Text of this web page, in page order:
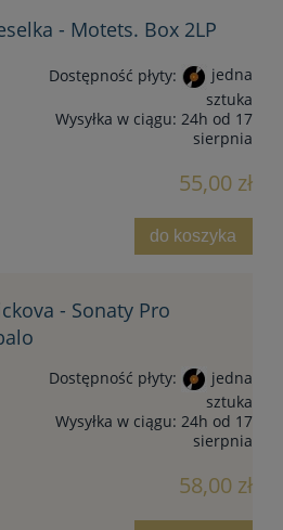
- Motets. Box 2LP
Dostępność płyty:
jedna
sztuka
Wysyłka w ciągu: 24h od 17
sierpnia
55,00 zł
do koszyka
- Sonaty Pro
Dostępność płyty:
jedna
sztuka
Wysyłka w ciągu: 24h od 17
sierpnia
58,00 zł